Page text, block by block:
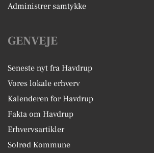
Administrer samtykke
GENVEJE
Seneste nyt fra Havdrup
Vores lokale erhverv
Kalenderen for Havdrup
Fakta om Havdrup
Erhvervsartikler
Solrød Kommune